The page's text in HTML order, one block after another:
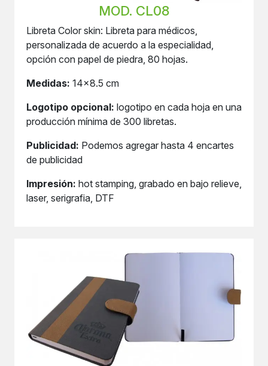
MOD. CL08
Libreta Color skin: Libreta para médicos,
personalizada de acuerdo a la especialidad,
opción con papel de piedra, 80 hojas.
Medidas: 14x8.5 cm
Logotipo opcional: logotipo en cada hoja en una
producción mínima de 300 libretas.
Publicidad: Podemos agregar hasta 4 encartes
de publicidad
Impresión: hot stamping, grabado en bajo relieve,
laser, serigrafia, DTF